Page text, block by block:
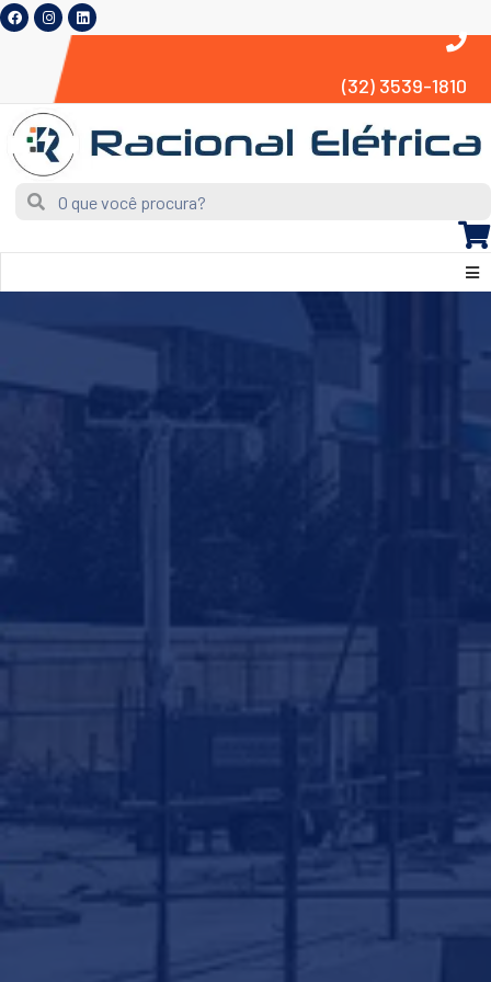
(32) 3539-1810